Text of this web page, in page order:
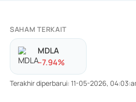
SAHAM TERKAIT
MDLA
--7.94%
Terakhir diperbarui: 11-05-2026,